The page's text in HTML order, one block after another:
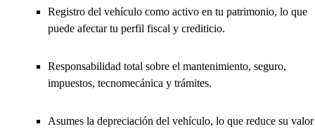
Registro del vehículo como activo en tu patrimonio, lo que
puede afectar tu perfil fiscal y crediticio.
Responsabilidad total sobre el mantenimiento, seguro,
impuestos, tecnomecánica y trámites.
Asumes la depreciación del vehículo, lo que reduce su valor